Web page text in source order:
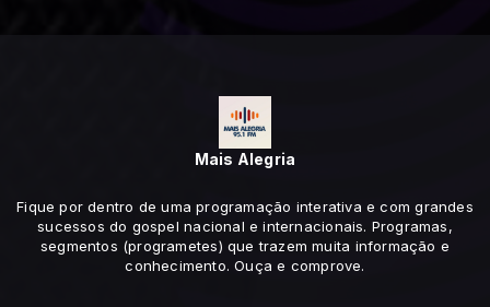
Mais Alegria
Fique por dentro de uma programação interativa e com grandes
sucessos do gospel nacional e internacionais. Programas,
segmentos (programetes) que trazem muita informação e
conhecimento. Ouça e comprove.